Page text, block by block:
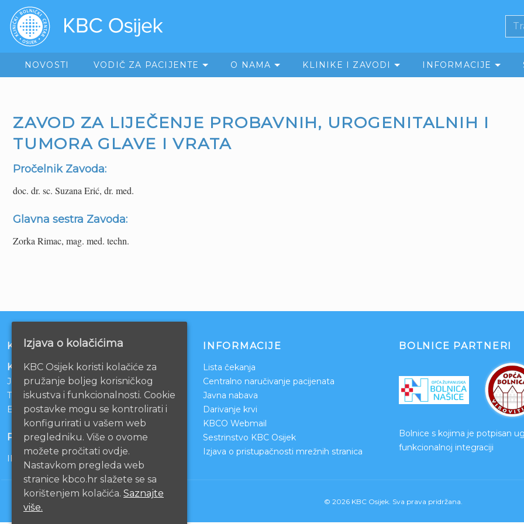
NOVOSTI VODIČ ZA PACIJENTE O NAMA KLINIKE I ZAVODI INFORMACIJE
ZAVOD ZA LIJEČENJE PROBAVNIH, UROGENITALNIH I
TUMORA GLAVE I VRATA
Pročelnik Zavoda:
doc. dr. sc. Suzana Erić, dr. med.
Glavna sestra Zavoda:
Zorka Rimac, mag. med. techn.
KONTAKT
Klinički bolnički centar Osijek
Josipa Huttlera 4
Tel:
031/511-511
Email:ravnateljstvo@kbco.hr
POSLOVNI RAČUNI
IBAN: HR1210010051863000160
INFORMACIJE
Lista čekanja
Centralno naručivanje pacijenata
Javna nabava
Darivanje krvi
KBCO Webmail
Sestrinstvo KBC Osijek
Izjava o pristupačnosti mrežnih stranica
BOLNICE PARTNERI
Bolnice s kojima je potpisan
funkcionalnoj integraciji
© 2026 KBC Osijek. Sva prava pridržana.
Izjava o kolačićima
KBC Osijek koristi kolačiće za
pružanje boljeg korisničkog
iskustva i funkcionalnosti. Cookie
postavke mogu se kontrolirati i
konfigurirati u vašem web
pregledniku. Više o ovome
možete pročitati ovdje.
Nastavkom pregleda web
stranice kbco.hr slažete se sa
korištenjem kolačića. Saznajte
više.